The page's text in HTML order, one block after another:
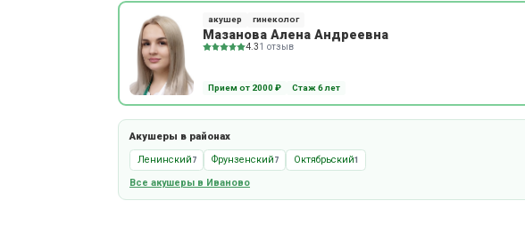
акушер гинеколог
Мазанова Алена Андреевна
4.31 отзыв
Прием от 2000 ₽ Стаж 6 лет
Акушеры в районах
Ленинский 7 Фрунзенский 7 Октябрьский1
Все акушеры в Иваново